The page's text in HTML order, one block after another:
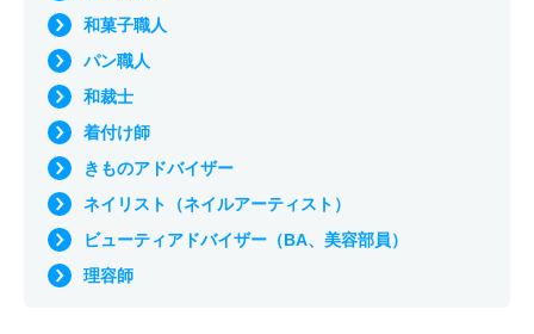
和菓子職人
パン職人
和裁士
着付け師
きものアドバイザー
ネイリスト（ネイルアーティスト）
ビューティアドバイザー（BA、美容部員）
理容師